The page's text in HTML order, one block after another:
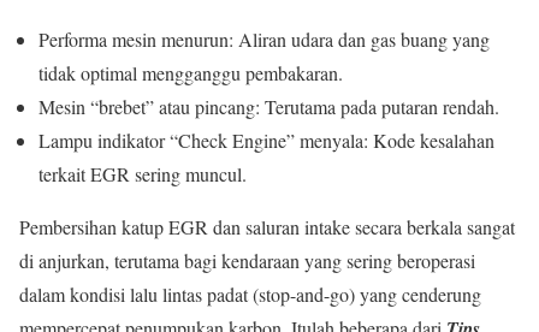
Performa mesin menurun: Aliran udara dan gas buang yang
tidak optimal mengganggu pembakaran.
Mesin “brebet” atau pincang: Terutama pada putaran rendah.
Lampu indikator “Check Engine” menyala: Kode kesalahan
terkait EGR sering muncul.
Pembersihan katup EGR dan saluran intake secara berkala sangat
di anjurkan, terutama bagi kendaraan yang sering beroperasi
dalam kondisi lalu lintas padat (stop-and-go) yang cenderung